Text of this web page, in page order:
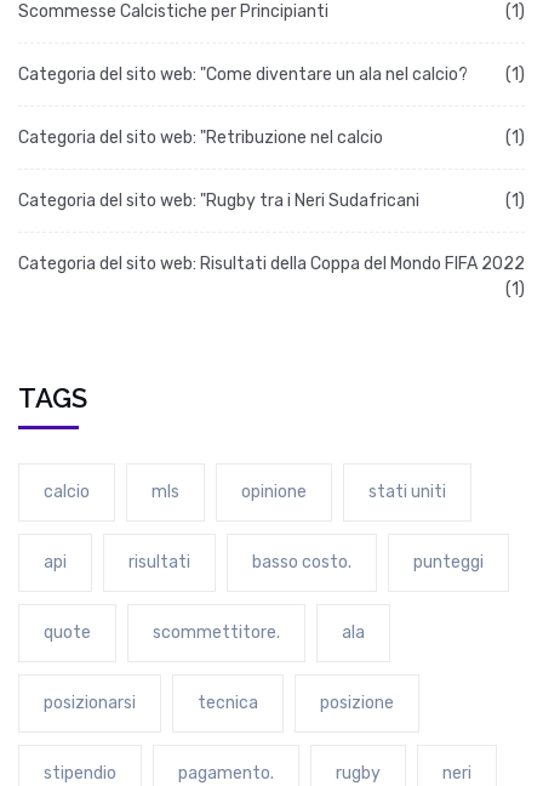
Scommesse Calcistiche per Principianti (1)
Categoria del sito web: "Come diventare un ala nel calcio? (1)
Categoria del sito web: "Retribuzione nel calcio (1)
Categoria del sito web: "Rugby tra i Neri Sudafricani (1)
Categoria del sito web: Risultati della Coppa del Mondo FIFA 2022
(1)
TAGS
calcio mls opinione stati uniti
api risultati basso costo. punteggi
quote scommettitore. ala
posizionarsi tecnica posizione
stipendio pagamento. rugby neri